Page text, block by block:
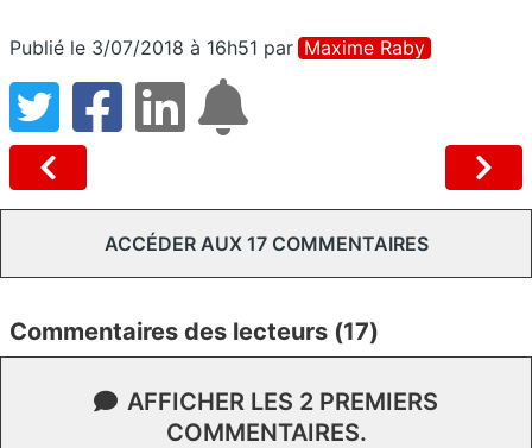
Publié le 3/07/2018 à 16h51 par Maxime Raby
ACCÉDER AUX 17 COMMENTAIRES
Commentaires des lecteurs (17)
AFFICHER LES 2 PREMIERS
COMMENTAIRES.